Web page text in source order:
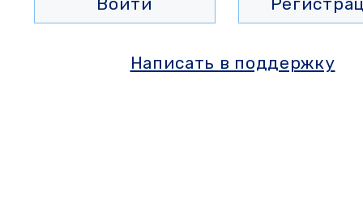
Написать в поддержку